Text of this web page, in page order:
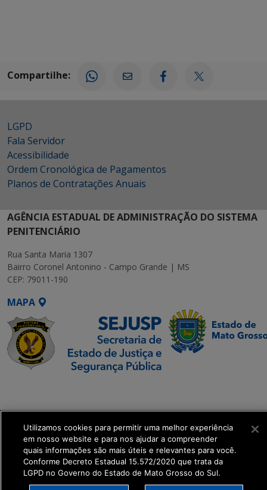
Compartilhe:
LGPD
Fala Servidor
Acessibilidade
Ordem Cronológica de Pagamentos
Planos de Contratações Anuais
AGÊNCIA ESTADUAL DE ADMINISTRAÇÃO DO SISTEMA
PENITENCIÁRIO
Rua Santa Maria 1307
Bairro Coronel Antonino - Campo Grande | MS
CEP: 79011-190
MAPA
Transformação Digital
get_footer();
Utilizamos cookies para permitir uma melhor experiência
em nosso website e para nos ajudar a compreender
quais informações são mais úteis e relevantes para você.
Conforme Decreto Estadual 15.572/2020 que trata da
LGPD no Governo do Estado de Mato Grosso do Sul.